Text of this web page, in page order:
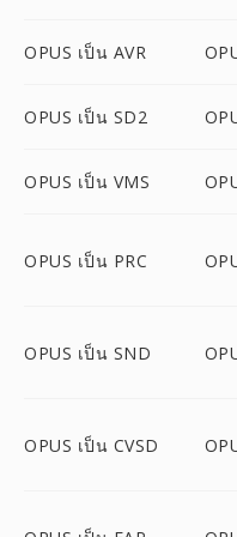
OPUS เป็น AVR
OPUS เป็น SD2
OPUS เป็น VMS
OPUS เป็น PRC
OPUS เป็น SND
OPUS เป็น CVSD